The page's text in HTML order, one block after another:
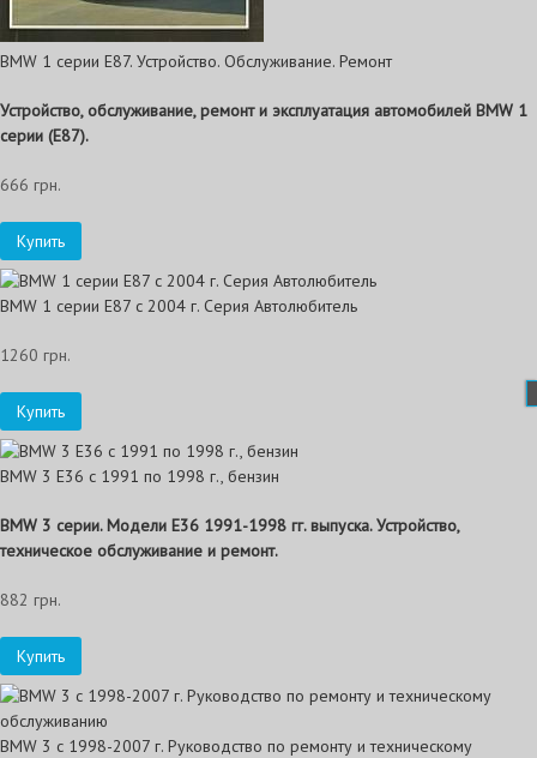
BMW 1 серии E87. Устройство. Обслуживание. Ремонт
Устройство, обслуживание, ремонт и эксплуатация автомобилей BMW 1
серии (E87).
666 грн.
Купить
BMW 1 серии Е87 с 2004 г. Серия Автолюбитель
1260 грн.
Купить
BMW 3 Е36 с 1991 по 1998 г., бензин
BMW 3 серии. Модели E36 1991-1998 гг. выпуска. Устройство,
техническое обслуживание и ремонт.
882 грн.
Купить
BMW 3 с 1998-2007 г. Руководство по ремонту и техническому